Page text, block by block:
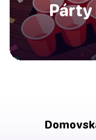
Párty